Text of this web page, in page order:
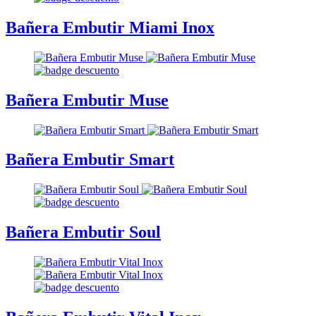
Bañera Embutir Miami Inox
Bañera Embutir Muse
Bañera Embutir Smart
Bañera Embutir Soul